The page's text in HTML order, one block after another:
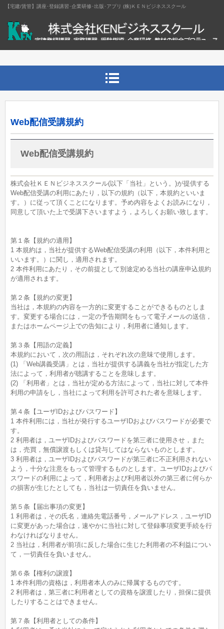
【宅建/賃管】講座･登録講習･企業研修･出版･アプリ (株)ＫＥＮビジネススクール
Web配信受講規約
Web配信受講規約
株式会社ＫＥＮビジネススクール(以下「当社」という。)が提供する
Web配信受講の利用にあたり，以下の規約（以下，本規約といいま
す。）に従って頂くことになります。予め内容をよくお読みになり，
同意して頂いた上で受講下さいますよう，よろしくお願い致します。
第１条【規約の適用】
1 本規約は，当社が提供するWeb配信受講の利用（以下，本件利用と
いいます。）に関し，適用されます。
2 本件利用にあたり，その前提として別途定める当社の講座申込規約
が適用されます。
第２条【規約の変更】
当社は，本規約の内容を一方的に変更することができるものとしま
す。変更する場合には，一定の予告期間をもって電子メールの送信，
またはホームページ上での告知により，利用者に通知します。
第３条【用語の定義】
本規約において，次の用語は，それぞれ次の意味で使用します。
(1) 「Web講義受講」とは，当社が提供する講義を当社が指定した方
法によって，利用者が聴講することを意味します。
(2) 「利用者」とは，当社が定める方法によって，当社に対して本件
利用の申請をし，当社によって利用を許可された者を意味します。
第４条【ユーザIDおよびパスワード】
1 本件利用には，当社が発行するユーザIDおよびパスワードが必要で
す。
2 利用者は，ユーザIDおよびパスワードを第三者に使用させ，また
は，売買，無償譲渡もしくは貸与してはならないものとします。
3 利用者は，ユーザIDおよびパスワードが第三者に不正利用されない
よう，十分な注意をもって管理するものとします。ユーザIDおよびパ
スワードの利用によって，利用者および利用者以外の第三者に何らか
の損害が生じたとしても，当社は一切責任を負いません。
第５条【届出事項の変更】
1 利用者は，その氏名，連絡先電話番号，メールアドレス，ユーザID
に変更があった場合は，速やかに当社に対して登録事項変更手続を行
わなければなりません。
2 当社は，利用者が前項に反した場合に生じた利用者の不利益につい
て，一切責任を負いません。
第６条【権利の譲渡】
1 本件利用の資格は，利用者本人のみに帰属するものです。
2 利用者は，第三者に利用者としての資格を譲渡したり，担保に提供
したりすることはできません。
第７条【利用者としての条件】